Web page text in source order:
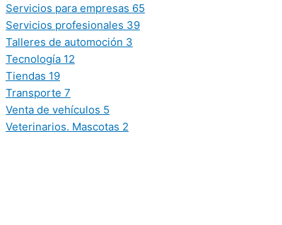
Servicios para empresas 65
Servicios profesionales 39
Talleres de automoción 3
Tecnología 12
Tiendas 19
Transporte 7
Venta de vehículos 5
Veterinarios. Mascotas 2